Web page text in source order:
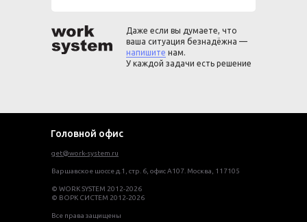
Даже если вы думаете, что
ваша ситуация безнадёжна —
напишите нам.
У каждой задачи есть решение
get@work-system.ru
Варшавское шоссе д.1, стр. 6, офис А107. Москва, 117105
© WORK SYSTEM 2012-2026
© ВОРК СИСТЕМ 2012-2026
Все права защищены
Головной офис